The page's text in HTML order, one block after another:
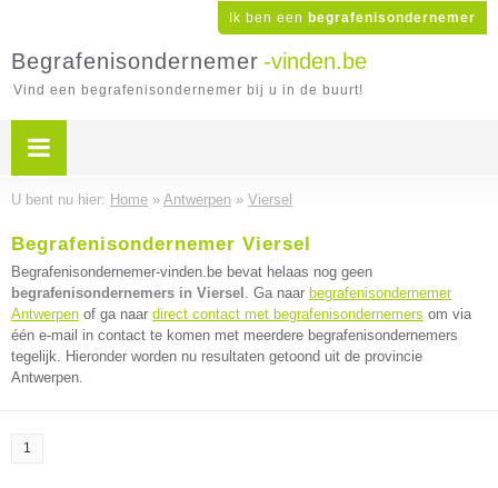
Ik ben een begrafenisondernemer
Begrafenisondernemer -vinden.be
Vind een begrafenisondernemer bij u in de buurt!
U bent nu hier: Home » Antwerpen » Viersel
Begrafenisondernemer Viersel
Begrafenisondernemer-vinden.be bevat helaas nog geen
begrafenisondernemers in Viersel . Ga naar begrafenisondernemer
Antwerpen of ga naar direct contact met begrafenisondernemers om via
één e-mail in contact te komen met meerdere begrafenisondernemers
tegelijk. Hieronder worden nu resultaten getoond uit de provincie
Antwerpen.
1